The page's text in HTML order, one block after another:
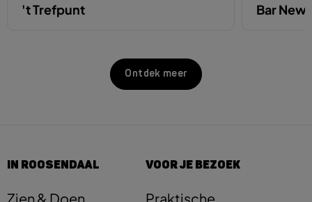
't Trefpunt Bar New
Ontdek meer
IN ROOSENDAAL
Zien & Doen
VOOR JE BEZOEK
Praktische